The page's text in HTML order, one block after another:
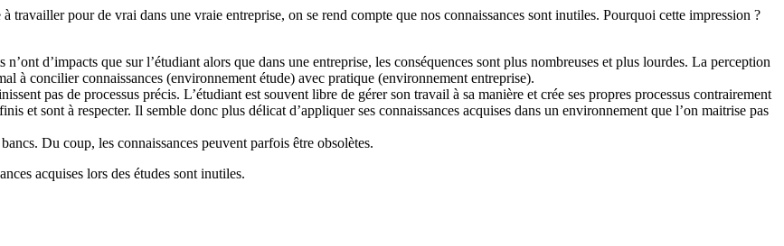
travailler pour de vrai dans une vraie entreprise, on se rend compte que nos connaissances sont inutiles. Pourquoi cette impression ?
d’impacts que sur l’étudiant alors que dans une entreprise, les conséquences sont plus nombreuses et plus lourdes. La perception
à concilier connaissances (environnement étude) avec pratique (environnement entreprise).
pas de processus précis. L’étudiant est souvent libre de gérer son travail à sa manière et crée ses propres processus contrairement
et sont à respecter. Il semble donc plus délicat d’appliquer ses connaissances acquises dans un environnement que l’on maitrise pas
Du coup, les connaissances peuvent parfois être obsolètes.
acquises lors des études sont inutiles.